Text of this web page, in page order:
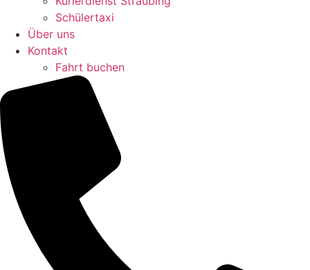
Schülertaxi
Über uns
Kontakt
Fahrt buchen